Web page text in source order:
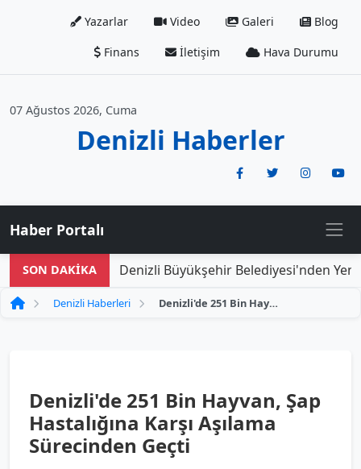
Yazarlar Video Galeri
Blog
Finans
İletişim Hava Durumu
07 Ağustos 2026, Cuma
Denizli Haberler
Haber Portalı
SON DAKİKA Denizli Büyükşehir Belediyesi'nden Yeni
Denizli Haberleri Denizli'de 251 Bin Hayvan, Şap Hastalığına Karşı Aşılama Sürecinden Geçti
Denizli'de 251 Bin Hayvan, Şap
Hastalığına Karşı Aşılama
Sürecinden Geçti